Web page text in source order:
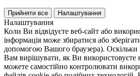
Прийняти все Налаштування
Налаштування
Коли Ви відвідуєте веб-сайт або
інформація може збиратися або
допомогою Вашого браузера).
Вам вирішувати, як Ви використовуєте
можете самостійно контролювати